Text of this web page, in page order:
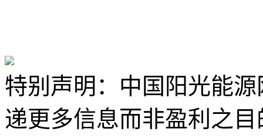
特别声明：中国阳光能
递更多信息而非盈利之